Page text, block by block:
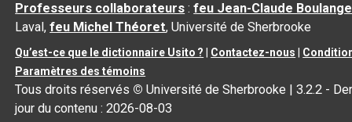
Professeurs collaborateurs :feu Jean-Claude
Laval,feu Michel Théoret, Université de Sherbrooke
Qu’est-ce que le dictionnaire Usito ? Contactez-nous
Paramètres des témoins
Tous droits réservés © Université de Sherbrooke |3.2.2 -
jour du contenu :2026-08-03